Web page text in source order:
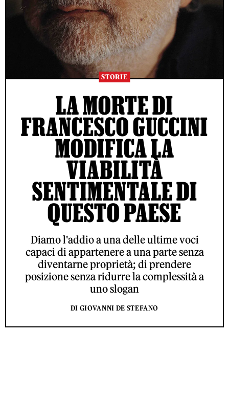
STORIE
LA MORTE DI
FRANCESCO GUCCINI
MODIFICA LA
VIABILITÀ
SENTIMENTALE DI
QUESTO PAESE
Diamo l'addio a una delle ultime voci
capaci di appartenere a una parte senza
diventarne proprietà; di prendere
posizione senza ridurre la complessità a
uno slogan
DI GIOVANNI DE STEFANO